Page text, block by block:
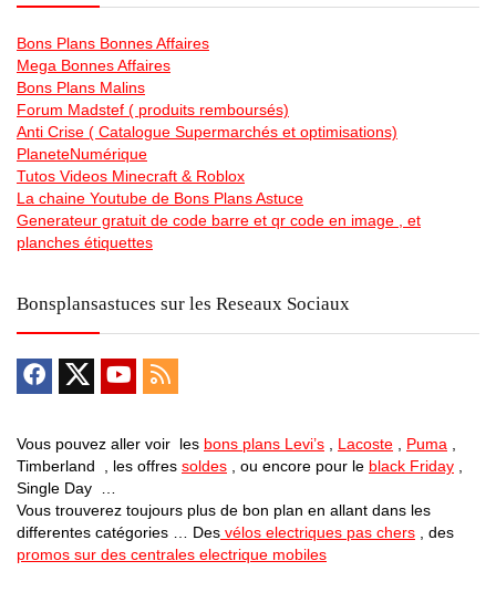
Bons Plans Bonnes Affaires
Mega Bonnes Affaires
Bons Plans Malins
Forum Madstef ( produits remboursés)
Anti Crise ( Catalogue Supermarchés et optimisations)
PlaneteNumérique
Tutos Videos Minecraft & Roblox
La chaine Youtube de Bons Plans Astuce
Generateur gratuit de code barre et qr code en image , et
planches étiquettes
Bonsplansastuces sur les Reseaux Sociaux
Vous pouvez aller voir les bons plans Levi’s Lacoste Puma
Timberland , les offres soldes , ou encore pour le black Friday
Single Day …
Vous trouverez toujours plus de bon plan en allant dans les
differentes catégories … Des vélos electriques pas chers , des
promos sur des centrales electrique mobiles